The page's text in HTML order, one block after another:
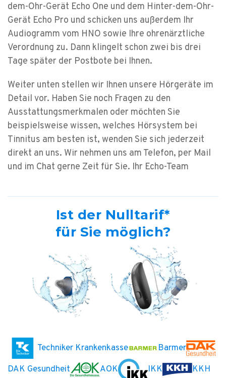
dem-Ohr-Gerät Echo One und dem Hinter-dem-Ohr-
Gerät Echo Pro und schicken uns außerdem Ihr
Audiogramm vom HNO sowie Ihre ohrenärztliche
Verordnung zu. Dann klingelt schon zwei bis drei
Tage später der Postbote bei Ihnen.
Weiter unten stellen wir Ihnen unsere Hörgeräte im
Detail vor. Haben Sie noch Fragen zu den
Ausstattungsmerkmalen oder möchten Sie
beispielsweise wissen, welches Hörsystem bei
Tinnitus am besten ist, wenden Sie sich jederzeit
direkt an uns. Wir nehmen uns am Telefon, per Mail
und im Chat gerne Zeit für Sie. Ihr Echo-Team
Ist der Nulltarif*
für Sie möglich?
Techniker Krankenkasse
Barmer
DAK Gesundheit
AOK IKK KKH